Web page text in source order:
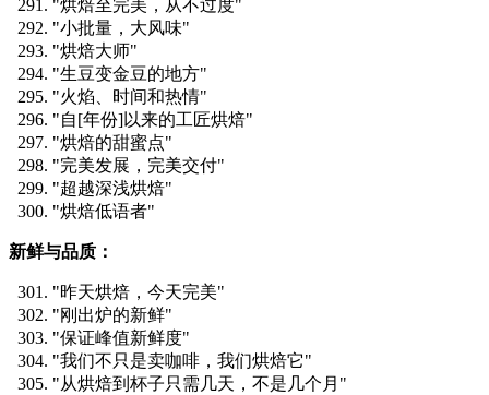
"烘焙至完美，从不过度"
"小批量，大风味"
"烘焙大师"
"生豆变金豆的地方"
"火焰、时间和热情"
"自[年份]以来的工匠烘焙"
"烘焙的甜蜜点"
"完美发展，完美交付"
"超越深浅烘焙"
"烘焙低语者"
新鲜与品质：
"昨天烘焙，今天完美"
"刚出炉的新鲜"
"保证峰值新鲜度"
"我们不只是卖咖啡，我们烘焙它"
"从烘焙到杯子只需几天，不是几个月"